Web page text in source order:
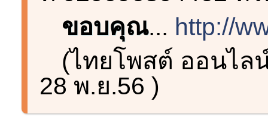
ขอบคุณ... http://
(ไทยโพสต์ ออนไ
28 พ.ย.56 )